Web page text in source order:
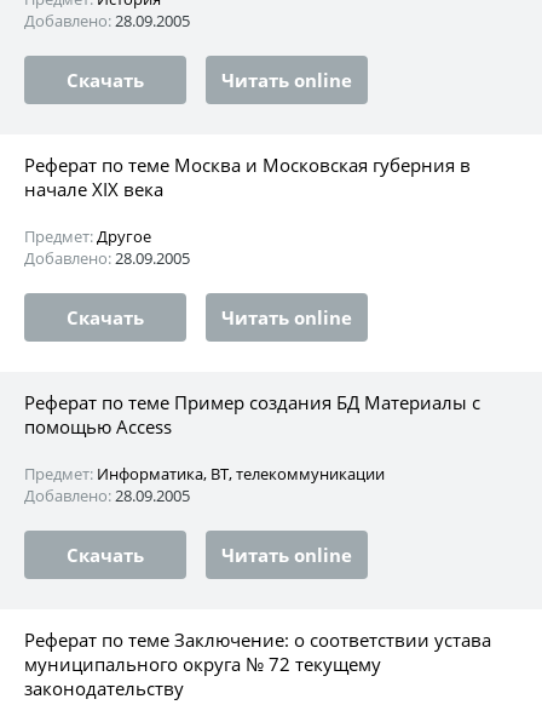
Добавлено:28.09.2005
Скачать Читать online
Реферат по теме Москва и Московская губерния в
начале XIX века
Предмет:Другое
Добавлено:28.09.2005
Скачать Читать online
Реферат по теме Пример создания БД Материалы с
помощью Access
Предмет: Информатика, ВТ, телекоммуникации
Добавлено:28.09.2005
Скачать Читать online
Реферат по теме Заключение: о соответствии устава
муниципального округа № 72 текущему
законодательству